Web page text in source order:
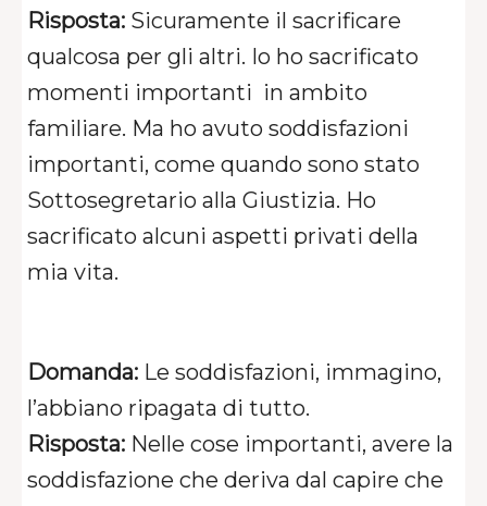
Risposta: Sicuramente il sacrificare
qualcosa per gli altri. Io ho sacrificato
momenti importanti in ambito
familiare. Ma ho avuto soddisfazioni
importanti, come quando sono stato
Sottosegretario alla Giustizia. Ho
sacrificato alcuni aspetti privati della
mia vita.
Domanda: Le soddisfazioni, immagino,
l’abbiano ripagata di tutto.
Risposta: Nelle cose importanti, avere la
soddisfazione che deriva dal capire che